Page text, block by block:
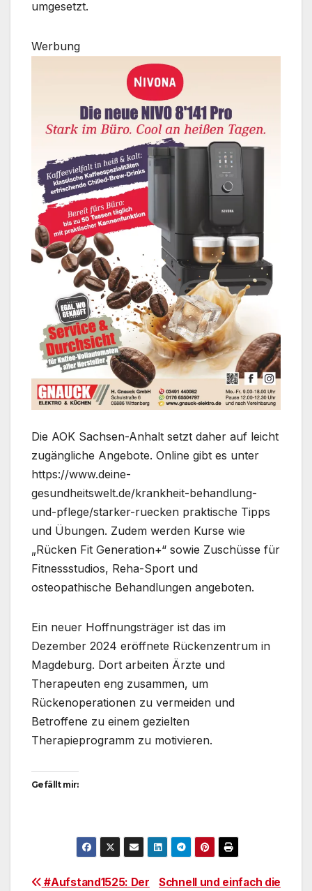
umgesetzt.
Werbung
Die AOK Sachsen-Anhalt setzt daher auf leicht
zugängliche Angebote. Online gibt es unter
https://www.deine-
gesundheitswelt.de/krankheit-behandlung-
und-pflege/starker-ruecken praktische Tipps
und Übungen. Zudem werden Kurse wie
„Rücken Fit Generation+“ sowie Zuschüsse für
Fitnessstudios, Reha-Sport und
osteopathische Behandlungen angeboten.
Ein neuer Hoffnungsträger ist das im
Dezember 2024 eröffnete Rückenzentrum in
Magdeburg. Dort arbeiten Ärzte und
Therapeuten eng zusammen, um
Rückenoperationen zu vermeiden und
Betroffene zu einem gezielten
Therapieprogramm zu motivieren.
Gefällt mir:
Schnell und einfach die
#Aufstand1525: Der